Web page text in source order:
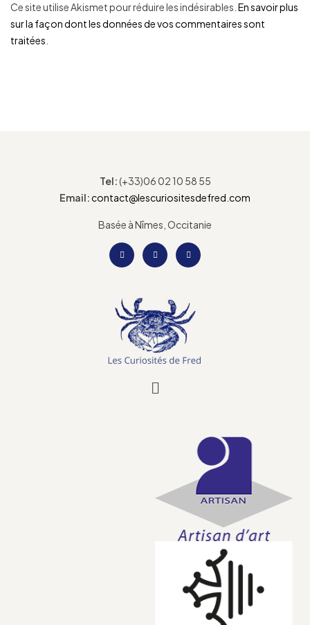
Ce site utilise Akismet pour réduire les indésirables. En savoir plus
sur la façon dont les données de vos commentaires sont
traitées
Tel:(+33)06 02 10 58 55
Email:contact@lescuriositesdefred.com
Basée à Nîmes, Occitanie